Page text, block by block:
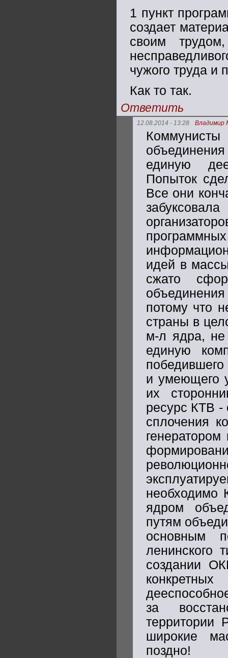
1 пункт
создает
своим
чужого труда и
Как то так.
Ответить
12.08.2014 - 13:28 Владимир
единую
Попыток
Все они
идей в
сжато
потому что
страны в
м-л ядра, не
единую
и умеющего
их
ресурс КТВ -
сплочения
необходимо
ядром
путям
основным
ленинского
создании
за
территории
широкие
поздно!